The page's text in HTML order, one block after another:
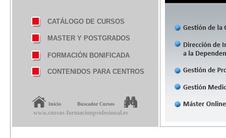
CATÁLOGO DE CURSOS
MASTER Y POSTGRADOS
FORMACIÓN BONIFICADA
CONTENIDOS PARA CENTROS
Inicio Buscador Cursos
www.cursos-formacionprofesional.es